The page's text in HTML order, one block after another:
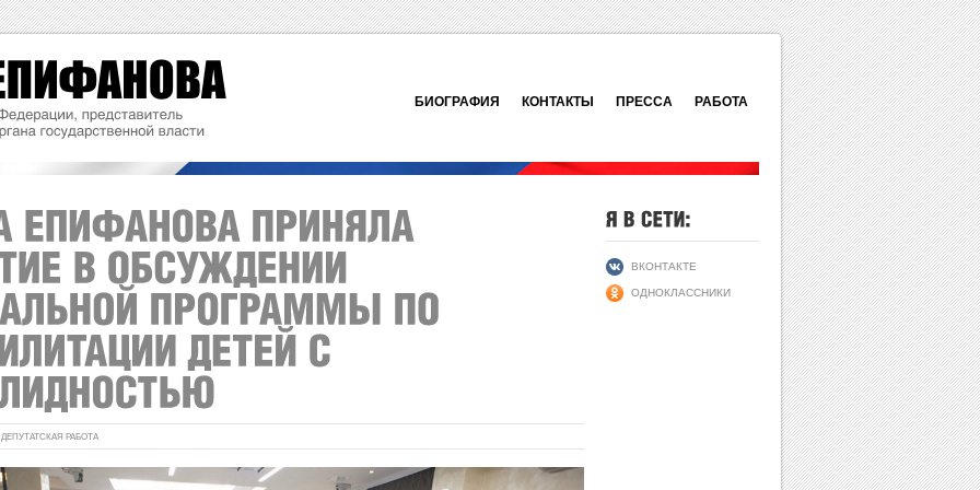
БИОГРАФИЯ КОНТАКТЫ ПРЕССА РАБОТА
ДЕПУТАТСКАЯ РАБОТА
ВКОНТАКТЕ
ОДНОКЛАССНИКИ